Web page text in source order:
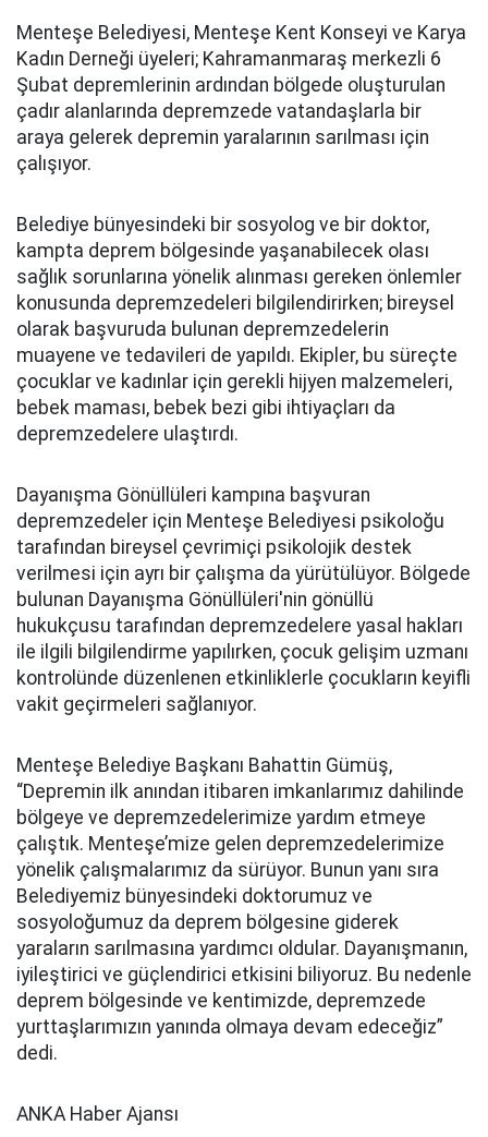
Menteşe Belediyesi, Menteşe Kent Konseyi ve Karya
Kadın Derneği üyeleri; Kahramanmaraş merkezli 6
Şubat depremlerinin ardından bölgede oluşturulan
çadır alanlarında depremzede vatandaşlarla bir
araya gelerek depremin yaralarının sarılması için
çalışıyor.
Belediye bünyesindeki bir sosyolog ve bir doktor,
kampta deprem bölgesinde yaşanabilecek olası
sağlık sorunlarına yönelik alınması gereken önlemler
konusunda depremzedeleri bilgilendirirken; bireysel
olarak başvuruda bulunan depremzedelerin
muayene ve tedavileri de yapıldı. Ekipler, bu süreçte
çocuklar ve kadınlar için gerekli hijyen malzemeleri,
bebek maması, bebek bezi gibi ihtiyaçları da
depremzedelere ulaştırdı.
Dayanışma Gönüllüleri kampına başvuran
depremzedeler için Menteşe Belediyesi psikoloğu
tarafından bireysel çevrimiçi psikolojik destek
verilmesi için ayrı bir çalışma da yürütülüyor. Bölgede
bulunan Dayanışma Gönüllüleri'nin gönüllü
hukukçusu tarafından depremzedelere yasal hakları
ile ilgili bilgilendirme yapılırken, çocuk gelişim uzmanı
kontrolünde düzenlenen etkinliklerle çocukların keyifli
vakit geçirmeleri sağlanıyor.
Menteşe Belediye Başkanı Bahattin Gümüş,
“Depremin ilk anından itibaren imkanlarımız dahilinde
bölgeye ve depremzedelerimize yardım etmeye
çalıştık. Menteşe’mize gelen depremzedelerimize
yönelik çalışmalarımız da sürüyor. Bunun yanı sıra
Belediyemiz bünyesindeki doktorumuz ve
sosyoloğumuz da deprem bölgesine giderek
yaraların sarılmasına yardımcı oldular. Dayanışmanın,
iyileştirici ve güçlendirici etkisini biliyoruz. Bu nedenle
deprem bölgesinde ve kentimizde, depremzede
yurttaşlarımızın yanında olmaya devam edeceğiz”
dedi.
ANKA Haber Ajansı